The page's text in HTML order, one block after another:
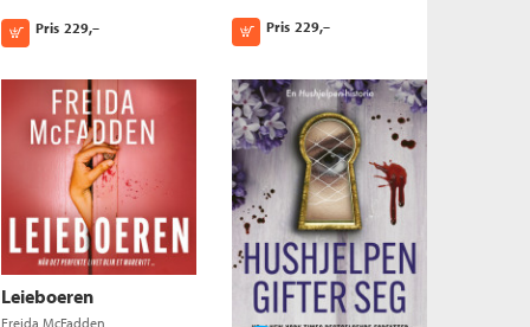
Pris 229,–
Kjøp Pris 229,–
Kjøp
Leieboeren
Freida McFadden